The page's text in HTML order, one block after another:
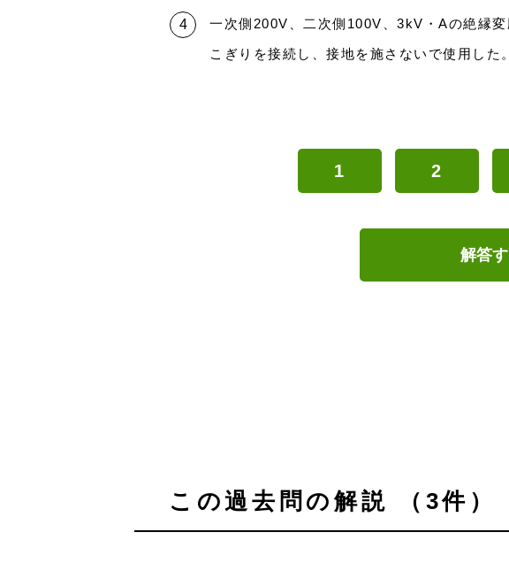
一次側200V、二次側100V、3kV・Aの絶縁
こぎりを接続し、接地を施さないで使用した。
1 2
解答
この過去問の解説 （3件）